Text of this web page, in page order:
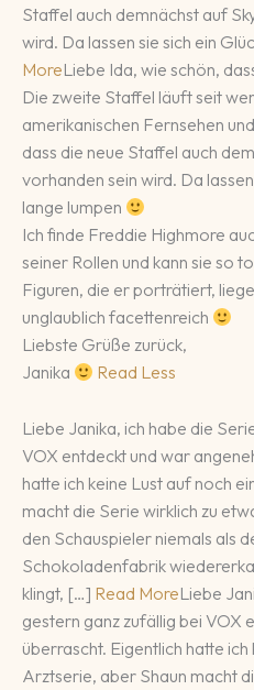
Staffel auch demnächst auf
wird. Da lassen sie sich ein
MoreLiebe Ida, wie schön,
Die zweite Staffel läuft seit
amerikanischen Fernsehen
dass die neue Staffel auch
vorhanden sein wird. Da
lange lumpen
Ich finde Freddie Highmore
seiner Rollen und kann sie so
Figuren, die er porträtiert,
unglaublich facettenreich
Liebste Grüße zurück,
Janika
Read Less
Liebe Janika, ich habe die
VOX entdeckt und war
hatte ich keine Lust auf noch
macht die Serie wirklich zu
den Schauspieler niemals als
Schokoladenfabrik
klingt, […] Read MoreLiebe
gestern ganz zufällig bei VOX
überrascht. Eigentlich hatte
Arztserie, aber Shaun macht